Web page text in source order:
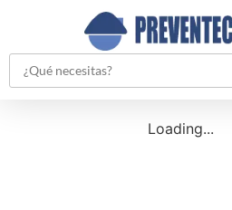
Loading...